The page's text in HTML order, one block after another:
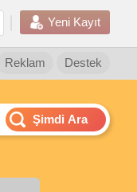
Yeni Kayıt
Destek
Reklam
Şimdi Ara